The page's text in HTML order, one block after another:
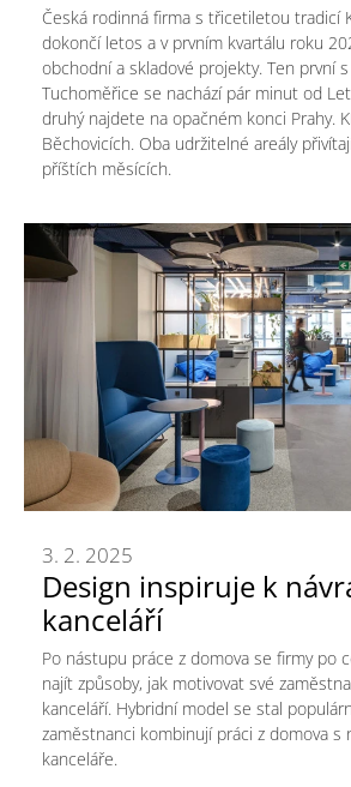
Česká rodinná firma s třicetiletou tradicí
dokončí letos a v prvním kvartálu roku
obchodní a skladové projekty. Ten první s
Tuchoměřice se nachází pár minut od
druhý najdete na opačném konci Prahy.
Běchovicích. Oba udržitelné areály
příštích měsících.
Design inspiruje k
kanceláří
3. 2. 2025
Po nástupu práce z domova se firmy po
najít způsoby, jak motivovat své
kanceláří. Hybridní model se stal
zaměstnanci kombinují práci z domova s
kanceláře.